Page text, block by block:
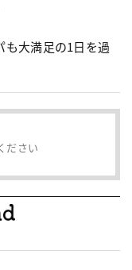
大満足の1日を過
ださい